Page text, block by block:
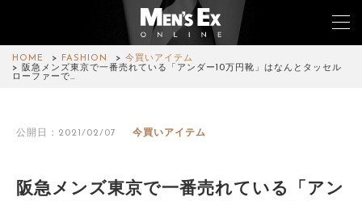
HOME FASHION
今買いアイテム
阪急メンズ東京で一番売れている「アンダー10万円靴」はなんとタッセル
ローファーで…
公開日：2021/02/07 今買いアイテム
阪急メンズ東京で一番売れている「アン
FASHION
WATCH